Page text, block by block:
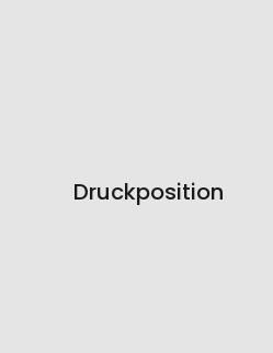
Druckposition